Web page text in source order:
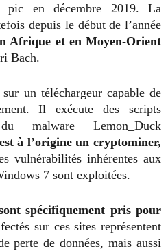
pic en décembre 2019. La
depuis le début de l’année
Afrique et en Moyen-Orient
Bach.
un téléchargeur capable de
Il exécute des scripts
malware Lemon_Duck
à l’origine un cryptominer,
vulnérabilités inhérentes aux
7 sont exploitées.
spécifiquement pris pour
sur ces sites représentent
perte de données, mais aussi